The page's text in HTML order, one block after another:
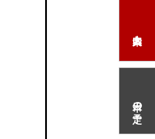
本日の予定